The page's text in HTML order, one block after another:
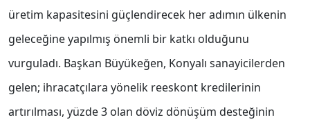
üretim kapasitesini güçlendirecek her adımın ülkenin
geleceğine yapılmış önemli bir katkı olduğunu
vurguladı. Başkan Büyükeğen, Konyalı sanayicilerden
gelen; ihracatçılara yönelik reeskont kredilerinin
artırılması, yüzde 3 olan döviz dönüşüm desteğinin